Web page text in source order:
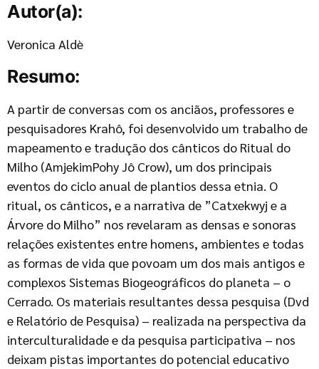
Autor(a):
Veronica Aldè
Resumo:
A partir de conversas com os anciãos, professores e
pesquisadores Krahô, foi desenvolvido um trabalho de
mapeamento e tradução dos cânticos do Ritual do
Milho (AmjekimPohy Jô Crow), um dos principais
eventos do ciclo anual de plantios dessa etnia. O
ritual, os cânticos, e a narrativa de ”Catxekwyj e a
Árvore do Milho” nos revelaram as densas e sonoras
relações existentes entre homens, ambientes e todas
as formas de vida que povoam um dos mais antigos e
complexos Sistemas Biogeográficos do planeta – o
Cerrado. Os materiais resultantes dessa pesquisa (Dvd
e Relatório de Pesquisa) – realizada na perspectiva da
interculturalidade e da pesquisa participativa – nos
deixam pistas importantes do potencial educativo